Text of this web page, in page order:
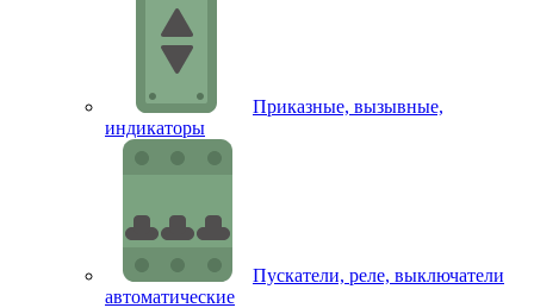
Приказные, вызывные,
индикаторы
Пускатели, реле, выключатели
автоматические